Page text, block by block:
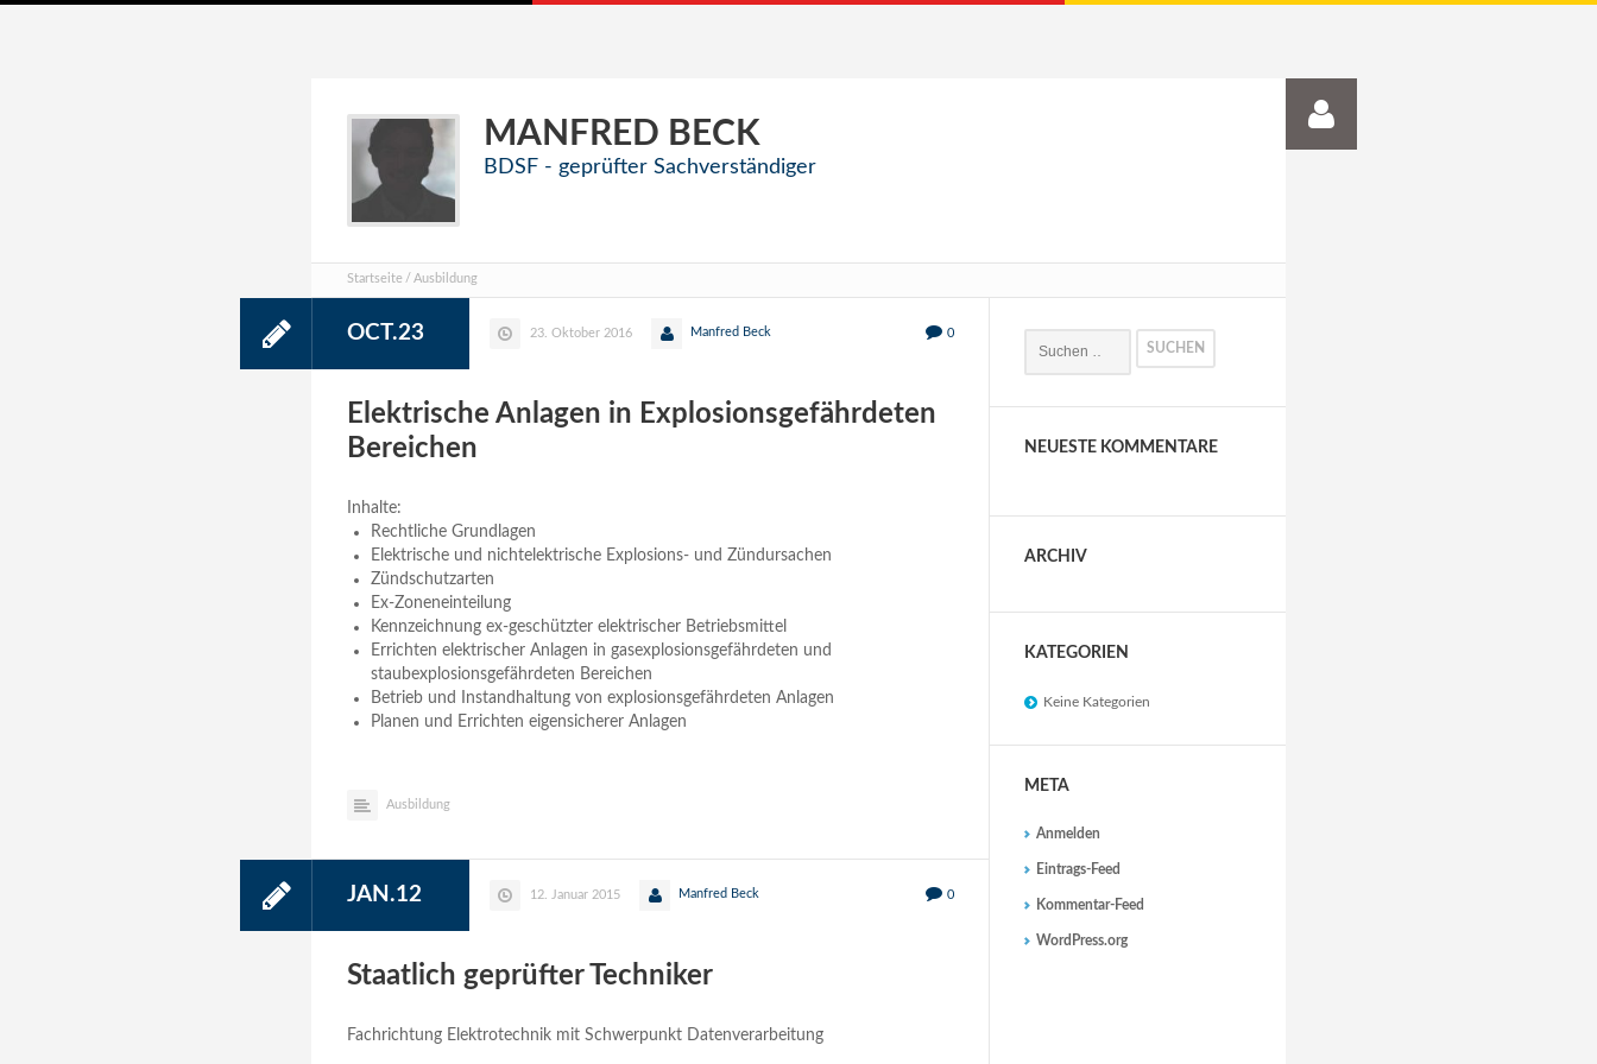
MANFRED BECK
BDSF - geprüfter Sachverständiger
Startseite Ausbildung
OCT.23 23. Oktober 2016 0
Manfred Beck
Elektrische Anlagen in Explosionsgefährdeten
Bereichen
Inhalte:
Rechtliche Grundlagen
Elektrische und nichtelektrische Explosions- und Zündursachen
Zündschutzarten
Ex-Zoneneinteilung
Kennzeichnung ex-geschützter elektrischer Betriebsmittel
Errichten elektrischer Anlagen in gasexplosionsgefährdeten und
staubexplosionsgefährdeten Bereichen
Betrieb und Instandhaltung von explosionsgefährdeten Anlagen
Planen und Errichten eigensicherer Anlagen
Ausbildung
JAN.12 12. Januar 2015 0
Manfred Beck
Staatlich geprüfter Techniker
Fachrichtung Elektrotechnik mit Schwerpunkt Datenverarbeitung
NEUESTE KOMMENTARE
ARCHIV
KATEGORIEN
Keine Kategorien
META
Anmelden
Eintrags-Feed
Kommentar-Feed
WordPress.org